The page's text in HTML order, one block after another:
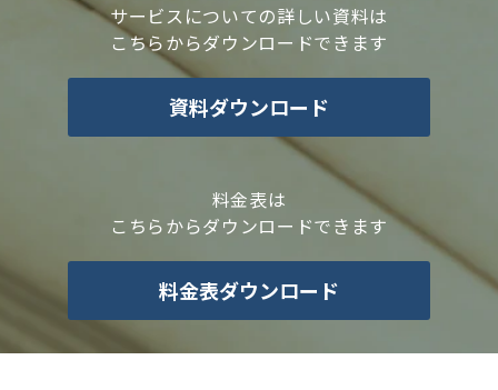
サービスについての詳しい資料は
こちらからダウンロードできます
資料ダウンロード
料金表は
こちらからダウンロードできます
料金表ダウンロード